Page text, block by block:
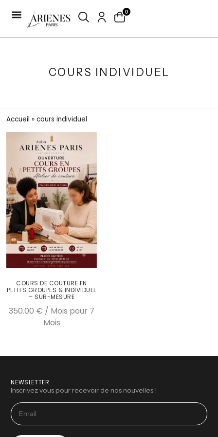
0
COURS INDIVIDUEL
Accueil »cours individuel
COURS DE COUTURE EN
PETITS GROUPES & INDIVIDUEL
– SUR-MESURE
350.00 € / Mois pour 7
Mois
NEWSLETTER
Inscrivez vous pour recevoir de nos nouvelles !